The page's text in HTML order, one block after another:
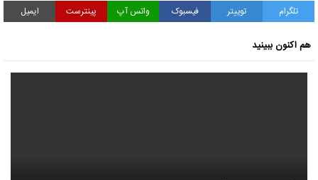
تلگرام توییتر فیسبوک واتس آپ پینترست ایمیل
هم اکنون ببینید